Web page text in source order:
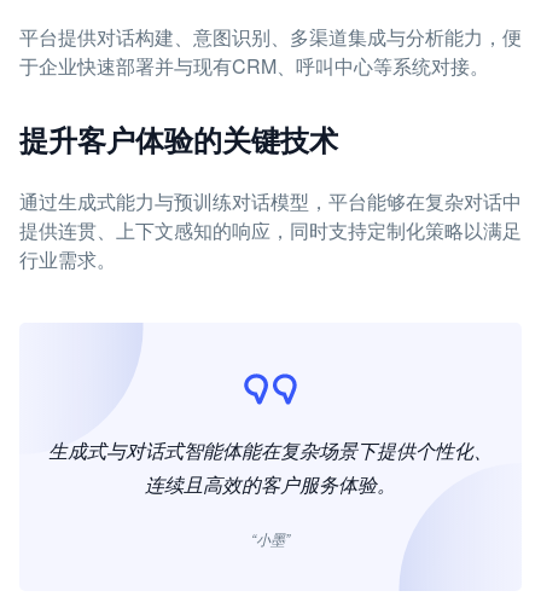
平台提供对话构建、意图识别、多渠道集成与分析能力，便
于企业快速部署并与现有CRM、呼叫中心等系统对接。
提升客户体验的关键技术
通过生成式能力与预训练对话模型，平台能够在复杂对话中
提供连贯、上下文感知的响应，同时支持定制化策略以满足
行业需求。
生成式与对话式智能体能在复杂场景下提供个性化、
连续且高效的客户服务体验。
“小墨”